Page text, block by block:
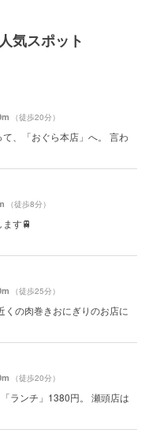
気スポット
（徒歩20分）
、「おぐら本店」へ。 言わ
（徒歩8分）
す🚆
（徒歩25分）
くの肉巻きおにぎりのお店に
（徒歩20分）
ランチ」1380円。 瀬頭店は